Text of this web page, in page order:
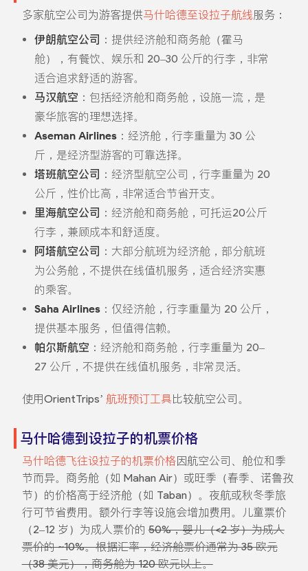
多家航空公司为游客提供马什哈德至设拉子航线服务：
伊朗航空公司 ：提供经济舱和商务舱（霍马
舱），有餐饮、娱乐和 20–30 公斤的行李，非常
适合追求舒适的游客。
马汉航空 ：包括经济舱和商务舱，设施一流，是
豪华旅客的理想选择。
Aseman Airlines：经济舱，行李重量为 30 公
斤，是经济型游客的可靠选择。
塔班航空公司 ：经济型航空公司，行李重量为 20
公斤，性价比高，非常适合节省开支。
里海航空公司 ：经济舱和商务舱，可托运20公斤
行李，兼顾成本和舒适度。
阿塔航空公司 ：大部分航班为经济舱，部分航班
为公务舱，不提供在线值机服务，适合经济实惠
的乘客。
Saha Airlines：仅经济舱，行李重量为 20 公斤，
提供基本服务，但值得信赖。
帕尔斯航空 ：经济舱和商务舱，行李重量为 20–
27 公斤，不提供在线值机服务，非常灵活。
使用OrientTrips’ 航班预订工具比较航空公司。
马什哈德到设拉子的机票价格
马什哈德飞往设拉子的机票价格因航空公司、舱位和季
节而异。商务舱（如 Mahan Air）或旺季（春季、诺鲁孜
节）的价格高于经济舱（如 Taban）。夜航或秋冬季旅
行可节省费用。额外行李等设施会增加费用。儿童票价
（2–12 岁）为成人票价的50%，婴儿（<2 岁）为成人
票价的 ~10%。根据汇率，经济舱票价通常为 35 欧元
（38 美元），商务舱为 120 欧元以上。